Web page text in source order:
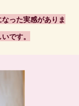
った実感がありま
です。